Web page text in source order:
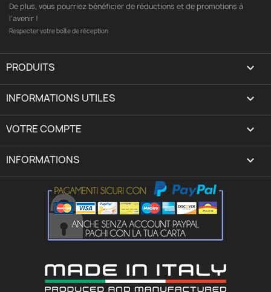
De plus, vous pourriez bénéficier de réductions et de promotions à
l’avenir !
Respecter votre boîte de réception
PRODUITS 
INFORMATIONS UTILES 
VOTRE COMPTE expand_more
INFORMATIONS keyboard_arrow_down